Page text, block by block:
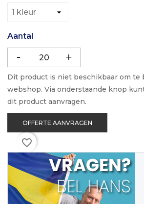
Aantal
Dit product is niet beschikbaar om te
webshop. Via onderstaande knop
dit product aanvragen.
OFFERTE AANVRAGEN
favorite_border